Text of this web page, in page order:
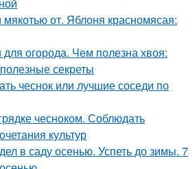
мякотью от. Яблоня красномясая:
огорода. Чем полезна хвоя:
секреты
чеснок или лучшие соседи по
чесноком. Соблюдать
культур
в саду осенью. Успеть до зимы. 7